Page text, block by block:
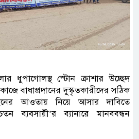
ধুপাগোলস্থ স্টোন ক্রাশার উচ্ছেদ
বাধাপ্রদানের দুস্কৃতকারীদের সঠিক
আওতায় নিয়ে আসার দাবিতে
ব্যবসায়ী’র ব্যানারে মানববন্ধন